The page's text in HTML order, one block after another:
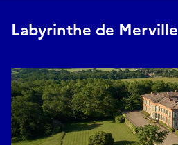
Labyrinthe de Merville